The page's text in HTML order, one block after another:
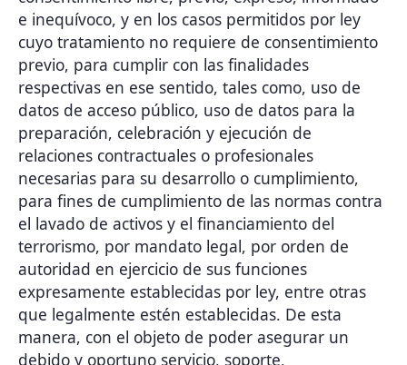
e inequívoco, y en los casos permitidos por ley
cuyo tratamiento no requiere de consentimiento
previo, para cumplir con las finalidades
respectivas en ese sentido, tales como, uso de
datos de acceso público, uso de datos para la
preparación, celebración y ejecución de
relaciones contractuales o profesionales
necesarias para su desarrollo o cumplimiento,
para fines de cumplimiento de las normas contra
el lavado de activos y el financiamiento del
terrorismo, por mandato legal, por orden de
autoridad en ejercicio de sus funciones
expresamente establecidas por ley, entre otras
que legalmente estén establecidas. De esta
manera, con el objeto de poder asegurar un
debido y oportuno servicio, soporte,